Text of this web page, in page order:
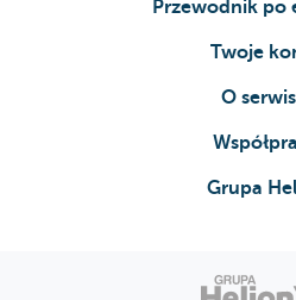
Przewodnik po
Twoje
O
Grupa